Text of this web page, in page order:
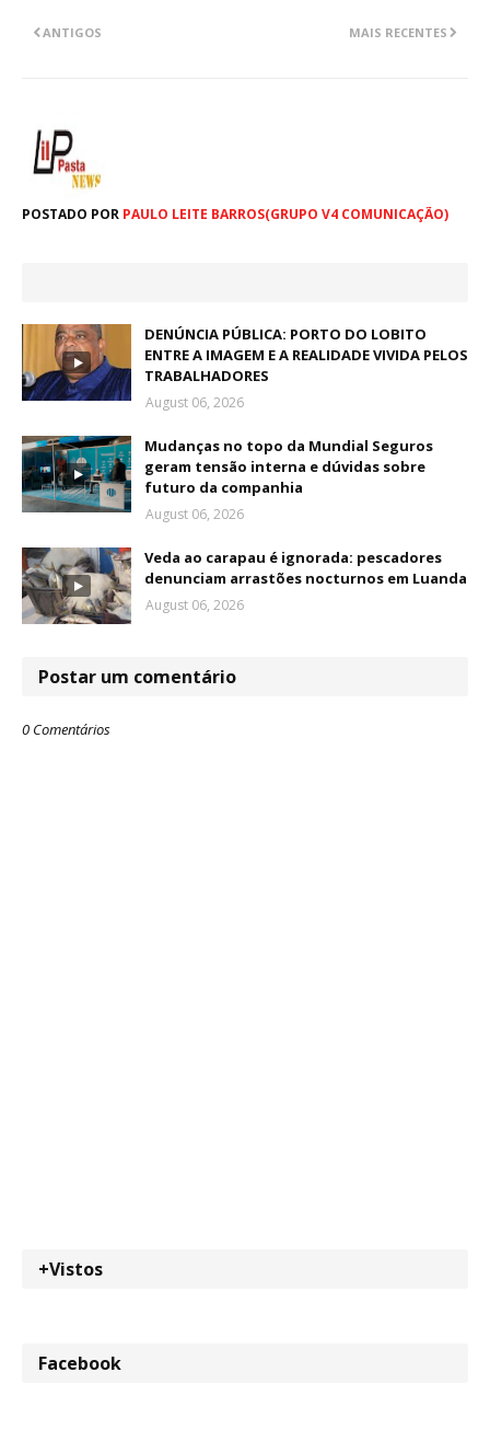
MAIS RECENTES
ANTIGOS
POSTADO POR PAULO LEITE BARROS(GRUPO V4 COMUNICAÇÃO)
DENÚNCIA PÚBLICA: PORTO DO LOBITO
ENTRE A IMAGEM E A REALIDADE VIVIDA PELOS
TRABALHADORES
August 06, 2026
Mudanças no topo da Mundial Seguros
geram tensão interna e dúvidas sobre
futuro da companhia
August 06, 2026
Veda ao carapau é ignorada: pescadores
denunciam arrastões nocturnos em Luanda
August 06, 2026
Postar um comentário
0 Comentários
+Vistos
Facebook